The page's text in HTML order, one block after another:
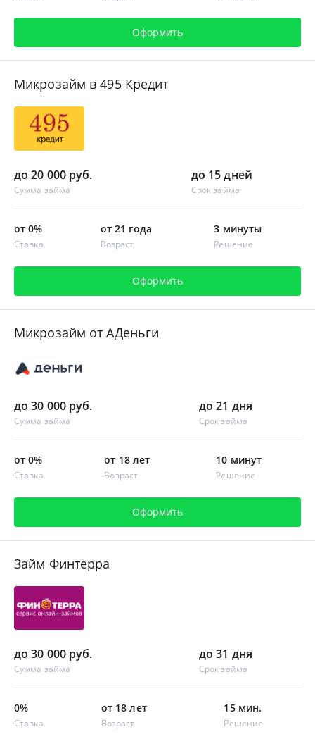
Оформить
Микрозайм в 495 Кредит
до 20 000 руб.
Сумма займа
до 15 дней
Срок займа
от 0%
Ставка
от 21 года
Возраст
3 минуты
Решение
Оформить
Микрозайм от АДеньги
до 30 000 руб.
Сумма займа
до 21 дня
Срок займа
от 0%
Ставка
от 18 лет
Возраст
10 минут
Решение
Оформить
Займ Финтерра
до 30 000 руб.
Сумма займа
до 31 дня
Срок займа
0%
Ставка
от 18 лет
Возраст
15 мин.
Решение